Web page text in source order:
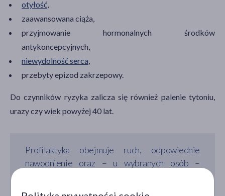
otyłość,
zaawansowana ciąża,
przyjmowanie hormonalnych środków
antykoncepcyjnych,
niewydolność serca,
przebyty epizod zakrzepowy.
Do czynników ryzyka zalicza się również palenie tytoniu,
urazy czy wiek powyżej 40 lat.
Profilaktyka obejmuje ruch, odpowiednie
nawodnienie oraz – u wybranych osób –